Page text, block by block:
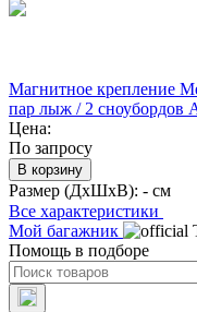
Магнитное крепление
пар лыж / 2 сноубордов
Цена:
По запросу
В корзину
Размер (ДхШхВ): - см
Все характеристики
Мой багажник
Помощь в подборе